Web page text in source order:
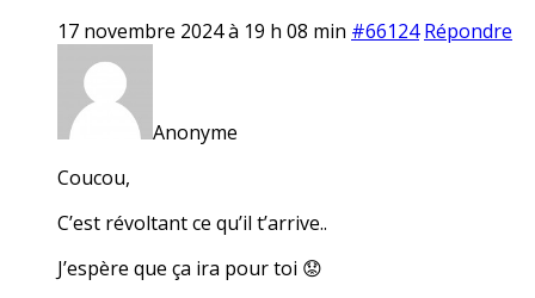
17 novembre 2024 à 19 h 08 min #66124 Répondre
Anonyme
Coucou,
C’est révoltant ce qu’il t’arrive..
J’espère que ça ira pour toi 😟